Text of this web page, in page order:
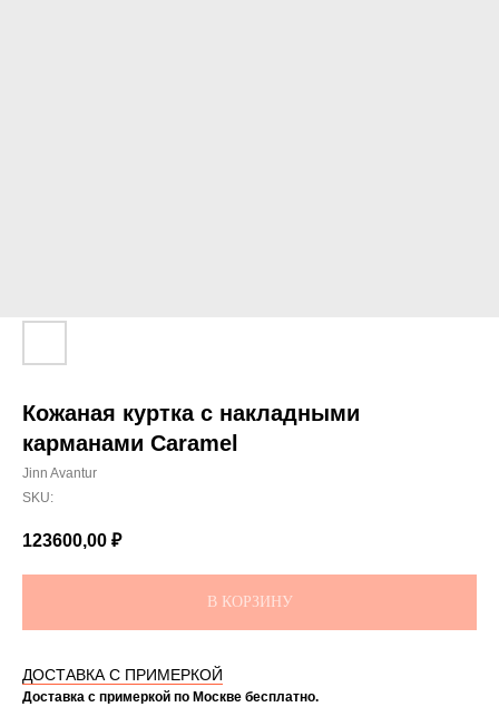
Кожаная куртка с накладными
карманами Caramel
Jinn Avantur
SKU:
123600,00 ₽
В КОРЗИНУ
ДОСТАВКА С ПРИМЕРКОЙ
Доставка с примеркой по Москве бесплатно.